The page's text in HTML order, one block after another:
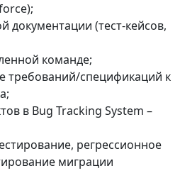
документации (тест-кейсов,
команде;
требований/спецификаций к
в Bug Tracking System –
регрессионное
миграции